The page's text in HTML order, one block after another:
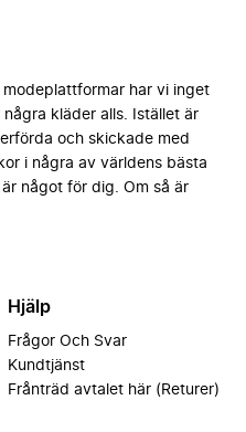
modeplattformar har vi inget
kläder alls. Istället är
och skickade med
i några av världens bästa
något för dig. Om så är
Hjälp
Frågor Och Svar
Kundtjänst
Frånträd avtalet här (Returer)